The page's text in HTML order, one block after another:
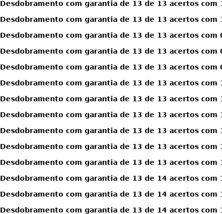
Desdobramento com garantia de 13 de 13 acertos com
Desdobramento com garantia de 13 de 13 acertos com
Desdobramento com garantia de 13 de 13 acertos com
Desdobramento com garantia de 13 de 13 acertos com
Desdobramento com garantia de 13 de 13 acertos com
Desdobramento com garantia de 13 de 13 acertos com
Desdobramento com garantia de 13 de 13 acertos com
Desdobramento com garantia de 13 de 13 acertos com
Desdobramento com garantia de 13 de 13 acertos com
Desdobramento com garantia de 13 de 13 acertos com
Desdobramento com garantia de 13 de 13 acertos com
Desdobramento com garantia de 13 de 14 acertos com
Desdobramento com garantia de 13 de 14 acertos com
Desdobramento com garantia de 13 de 14 acertos com